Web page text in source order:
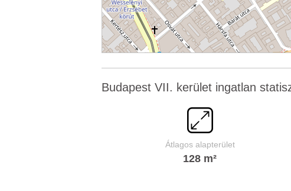
Budapest VII. kerület ingatlan
Átlagos alapterület
128 m²